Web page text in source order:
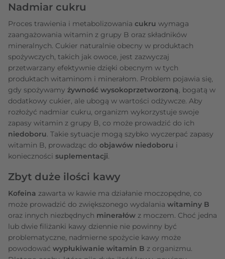
Nadmiar cukru
Proces trawienia i metabolizowania cukru wymaga
zaangażowania witamin z grupy B oraz składników
mineralnych. Cukier naturalnie obecny w produktach
spożywczych, takich jak owoce, jest zazwyczaj
przetwarzany efektywnie dzięki obecnym w tych
produktach witaminom i minerałom. Problem pojawia się,
gdy spożywamy żywność wysokoprzetworzoną, bogatą w
dodatkowy cukier, ale ubogą w wartości odżywcze. Aby
rozłożyć nadmiar cukru, organizm wykorzystuje swoje
zapasy witamin z grupy B, co może prowadzić do ich
niedoboru. Takie sytuacje mogą szybko wyczerpać zapasy
witamin B, prowadząc do objawów niedoboru i
konieczności suplementacji.
Zbyt duże ilości kawy
Kofeina zawarta w kawie ma działanie moczopędne, co
może prowadzić do zwiększonego wydalania witaminy B
oraz innych niezbędnych minerałów z moczem. Choć jedna
lub dwie filiżanki kawy dziennie nie powinny być
problematyczne, nadmierne spożycie kawy może
powodować wypłukiwanie witamin B z organizmu.